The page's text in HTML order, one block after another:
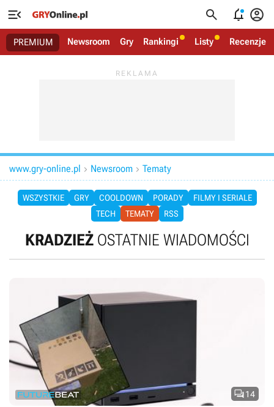
   
PREMIUM Newsroom Gry Rankingi Listy Recenzje
www.gry-online.pl  Newsroom  Tematy
WSZYSTKIE GRY COOLDOWN PORADY
FILMY I SERIALE
TECH
TEMATY RSS
KRADZIEŻOSTATNIE WIADOMOŚCI
14